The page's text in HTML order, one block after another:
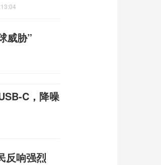
威胁”
C，降噪
反响强烈